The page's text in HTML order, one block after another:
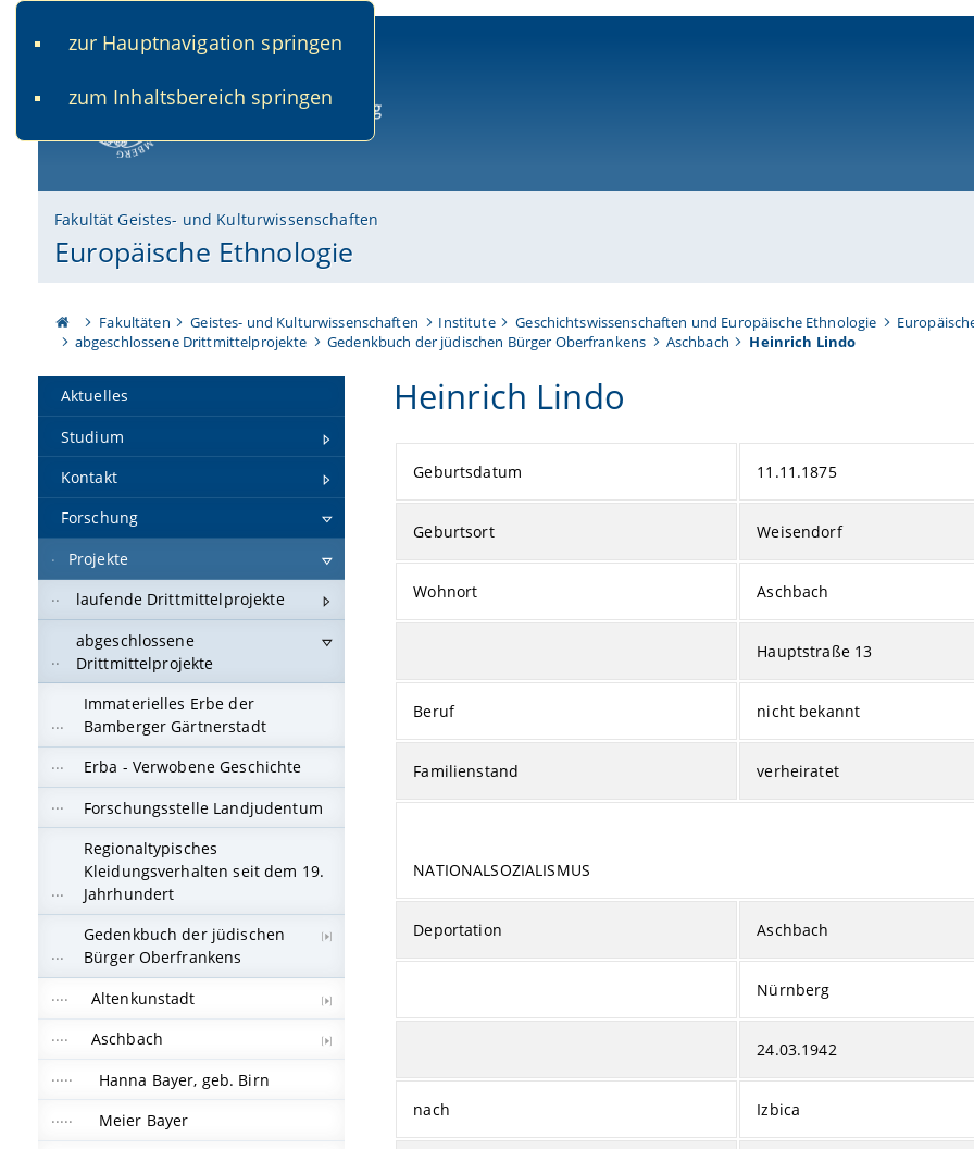
zur Hauptnavigation springen
zum Inhaltsbereich springen
Fakultät Geistes- und Kulturwissenschaften
Europäische Ethnologie
Fakultäten Geistes- und Kulturwissenschaften Institute Geschichtswissenschaften und Europäische Ethnologie
abgeschlossene Drittmittelprojekte
Gedenkbuch der jüdischen Bürger Oberfrankens Aschbach Heinrich Lindo
Aktuelles
Studium
Kontakt
Forschung
Projekte
laufende Drittmittelprojekte
abgeschlossene
Drittmittelprojekte
Immaterielles Erbe der
Bamberger Gärtnerstadt
Erba - Verwobene Geschichte
Forschungsstelle Landjudentum
Regionaltypisches
Kleidungsverhalten seit dem 19.
Jahrhundert
Gedenkbuch der jüdischen
Bürger Oberfrankens
Altenkunstadt
Aschbach
Hanna Bayer, geb. Birn
Meier Bayer
Heinrich Lindo
Geburtsdatum 11.11.1875
Geburtsort Weisendorf
Wohnort Aschbach
Hauptstraße 13
Beruf nicht bekannt
Familienstand verheiratet
NATIONALSOZIALISMUS
Deportation Aschbach
Nürnberg
24.03.1942
nach Izbica